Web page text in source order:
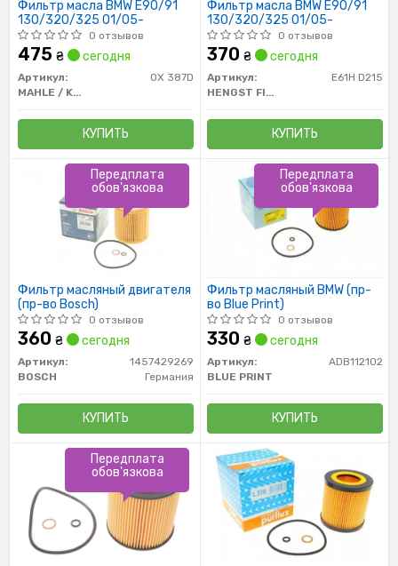
Фильтр масла BMW E90/91
130/320/325 01/05-
0 отзывов
475 ₴ сегодня
Артикул:
OX 387D
MAHLE / KNECHT
КУПИТЬ
Фильтр масла BMW E90/91
130/320/325 01/05-
0 отзывов
370 ₴ сегодня
Артикул:
E61H D215
HENGST FILTER
КУПИТЬ
Фильтр масляный двигателя
(пр-во Bosch)
0 отзывов
360 ₴ сегодня
Артикул:
1457429269
BOSCH
Германия
КУПИТЬ
Передплата
обов'язкова
Фильтр масляный BMW (пр-
во Blue Print)
0 отзывов
330 ₴ сегодня
Артикул:
ADB112102
BLUE PRINT
КУПИТЬ
Передплата
обов'язкова
Передплата
обов'язкова